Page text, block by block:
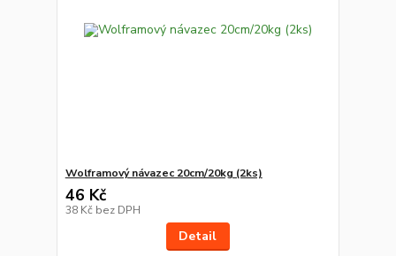
Wolframový návazec 20cm/20kg (2ks)
46 Kč
38 Kč bez DPH
Detail